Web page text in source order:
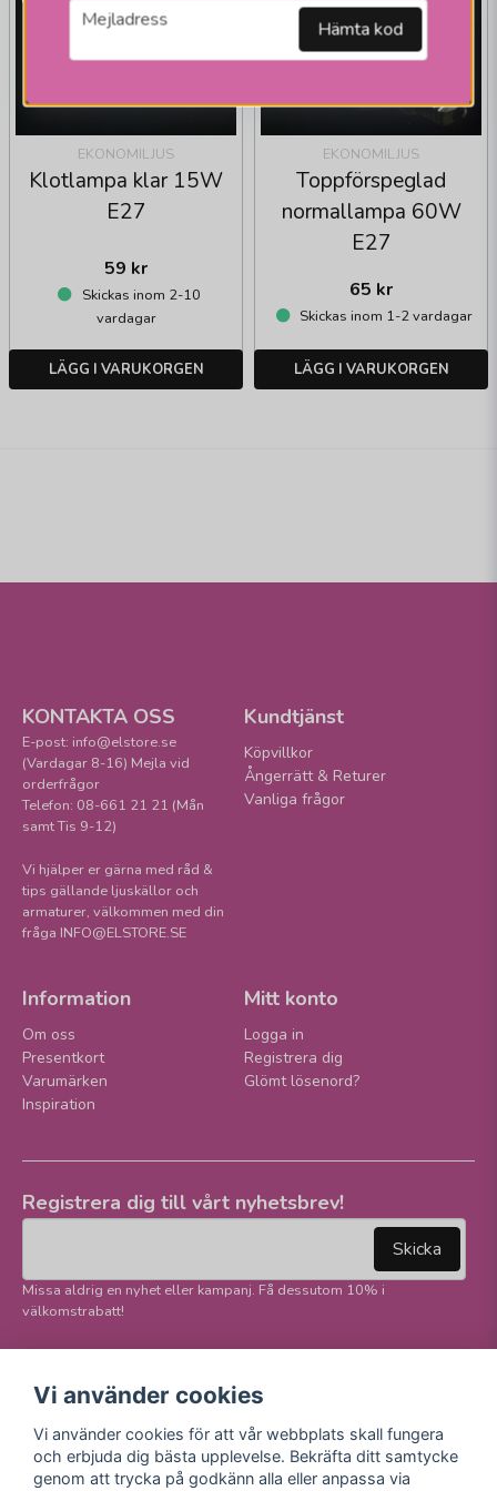
EKONOMILJUS
Klotlampa klar 15W
E27
59 kr
Skickas inom 2-10
vardagar
LÄGG I VARUKORGEN
EKONOMILJUS
Toppförspeglad
normallampa 60W
E27
65 kr
Skickas inom 1-2 vardagar
LÄGG I VARUKORGEN
email
Mejladress Hämta kod
KONTAKTA OSS
E-post: info@elstore.se
(Vardagar 8-16) Mejla vid
orderfrågor
Telefon: 08-661 21 21 (Mån
samt Tis 9-12)
Vi hjälper er gärna med råd &
tips gällande ljuskällor och
armaturer, välkommen med din
fråga INFO@ELSTORE.SE
Kundtjänst
Köpvillkor
Ångerrätt & Returer
Vanliga frågor
Information
Om oss
Presentkort
Varumärken
Inspiration
Mitt konto
Logga in
Registrera dig
Glömt lösenord?
Registrera dig till vårt nyhetsbrev!
Skicka
Missa aldrig en nyhet eller kampanj. Få dessutom 10% i
välkomstrabatt!
sociala medier!
Facebook
Instagram
E-handel
Vi använder cookies
Vi använder cookies för att vår webbplats skall fungera
och erbjuda dig bästa upplevelse. Bekräfta ditt samtycke
genom att trycka på godkänn alla eller anpassa via